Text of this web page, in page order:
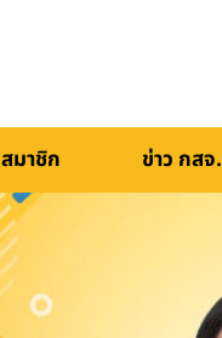
สมาชิก ข่าว กสจ.